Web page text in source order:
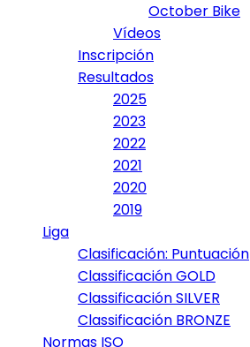
October Bike
Vídeos
Inscripción
Resultados
2025
2023
2022
2021
2020
2019
Liga
Clasificación: Puntuación
Classificación GOLD
Classificación SILVER
Classificación BRONZE
Normas ISO